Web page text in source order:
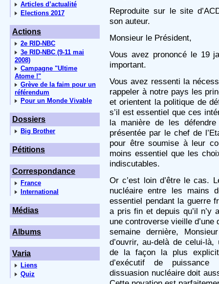
Articles d’actualité
Elections 2017
Actions
2e RID-NBC
3e RID-NBC (9-11 mai
2008)
Campagne "Ultime
Atome !"
Grève de la faim pour un
référendum
Pour un Monde Vivable
Dossiers
Big Brother
Pétitions
Correspondance
France
International
Médias
Albums
Varia
Liens
Quiz
Reproduite sur le site
son auteur.
Monsieur le Président,
Vous avez prononcé le 19
important.
Vous avez ressenti la
rappeler à notre pays les
et orientent la politique de
s’il est essentiel que ces
la manière de les
présentée par le chef de
pour être soumise à leur
moins essentiel que les
indiscutables.
Or c’est loin d’être le cas.
nucléaire entre les mains
essentiel pendant la guerre
a pris fin et depuis qu’il n’y
une controverse vieille d’une
semaine dernière,
d’ouvrir, au-delà de celui-
de la façon la plus
d’exécutif de puissance
dissuasion nucléaire doit